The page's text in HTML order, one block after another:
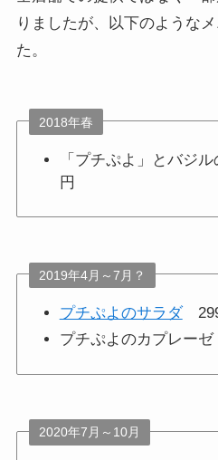
りましたが、以下のような
た。
2018年春
「プチぷよ」とバジ
円
2019年4月～7月？
プチぷよのサラダ
プチぷよのカプレー
2020年7月～10月